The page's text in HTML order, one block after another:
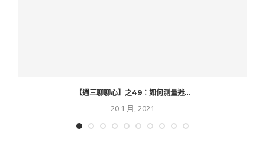
【週三聊聊心】之49：如何測量迷...
20 1 月, 2021